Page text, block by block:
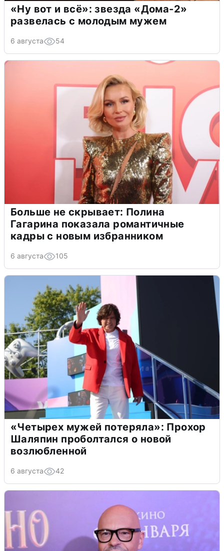
«Ну вот и всё»: звезда «Дома-2»
развелась с молодым мужем
6 августа 54
Больше не скрывает: Полина
Гагарина показала романтичные
кадры с новым избранником
6 августа 105
«Четырех мужей потеряла»: Прохор
Шаляпин проболтался о новой
возлюбленной
6 августа 42